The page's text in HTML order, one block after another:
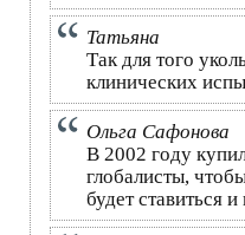
Татьяна
Так для того
клинических
Ольга Сафонова
В 2002 году
глобалисты,
будет ставиться